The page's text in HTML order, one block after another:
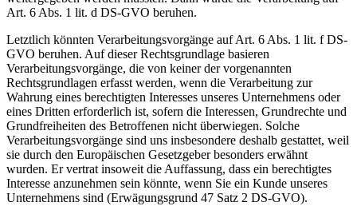
Art. 6 Abs. 1 lit. d DS-GVO beruhen.
Letztlich könnten Verarbeitungsvorgänge auf Art. 6 Abs. 1 lit. f DS-
GVO beruhen. Auf dieser Rechtsgrundlage basieren
Verarbeitungsvorgänge, die von keiner der vorgenannten
Rechtsgrundlagen erfasst werden, wenn die Verarbeitung zur
Wahrung eines berechtigten Interesses unseres Unternehmens oder
eines Dritten erforderlich ist, sofern die Interessen, Grundrechte und
Grundfreiheiten des Betroffenen nicht überwiegen. Solche
Verarbeitungsvorgänge sind uns insbesondere deshalb gestattet, weil
sie durch den Europäischen Gesetzgeber besonders erwähnt
wurden. Er vertrat insoweit die Auffassung, dass ein berechtigtes
Interesse anzunehmen sein könnte, wenn Sie ein Kunde unseres
Unternehmens sind (Erwägungsgrund 47 Satz 2 DS-GVO).